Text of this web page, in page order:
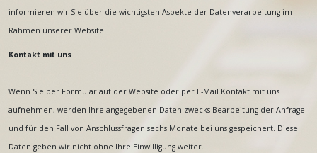
informieren wir Sie über die wichtigsten Aspekte der Datenverarbeitung im
Rahmen unserer Website.
Kontakt mit uns
Wenn Sie per Formular auf der Website oder per E-Mail Kontakt mit uns
aufnehmen, werden Ihre angegebenen Daten zwecks Bearbeitung der Anfrage
und für den Fall von Anschlussfragen sechs Monate bei uns gespeichert. Diese
Daten geben wir nicht ohne Ihre Einwilligung weiter.